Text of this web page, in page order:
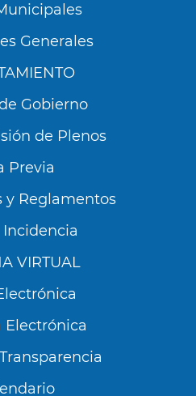
y de terceros para
y mostrarte
con tus preferencias en
a partir de tus
Generales
Gobierno
de Plenos
Previa
y Reglamentos
Incidencia
VIRTUAL
Electrónica